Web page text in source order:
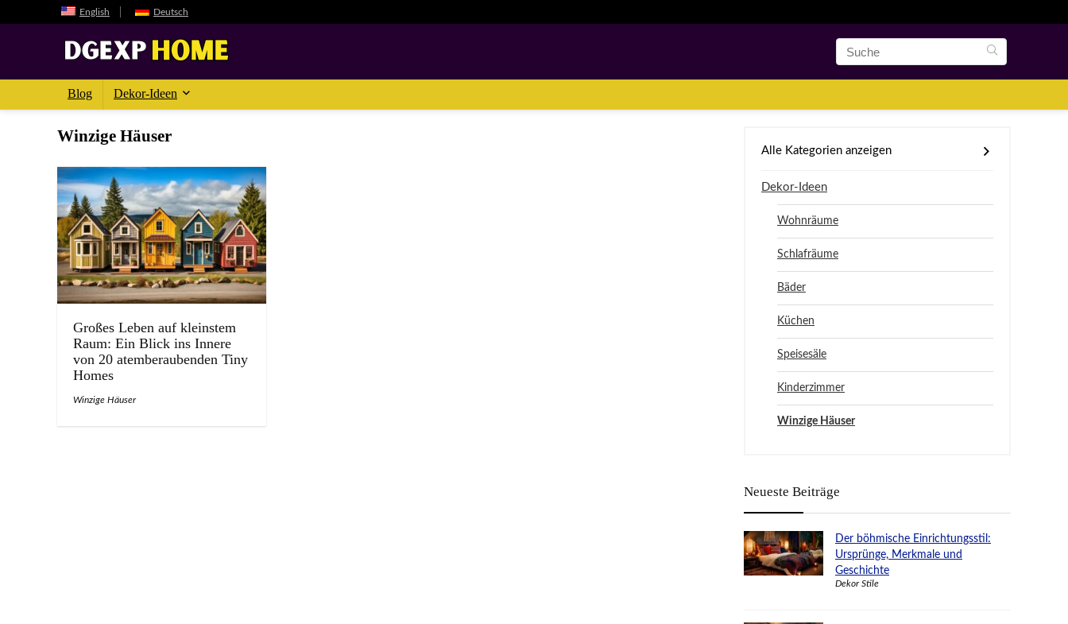
English Deutsch
Blog Dekor-Ideen
Winzige Häuser
Großes Leben auf kleinstem
Raum: Ein Blick ins Innere
von 20 atemberaubenden Tiny
Homes
Winzige Häuser
Alle Kategorien anzeigen
Dekor-Ideen
Wohnräume
Schlafräume
Bäder
Küchen
Speisesäle
Kinderzimmer
Winzige Häuser
Neueste Beiträge
Der böhmische Einrichtungsstil:
Ursprünge, Merkmale und
Geschichte
Dekor Stile